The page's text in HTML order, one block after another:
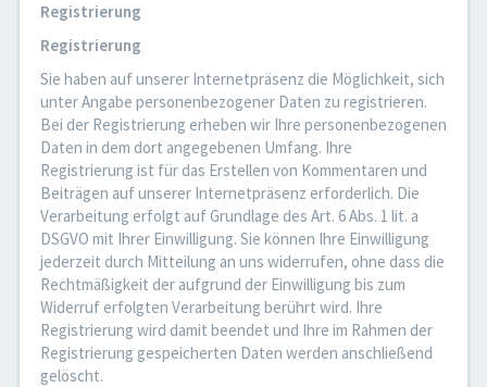
Registrierung
Registrierung
Sie haben auf unserer Internetpräsenz die Möglichkeit, sich
unter Angabe personenbezogener Daten zu registrieren.
Bei der Registrierung erheben wir Ihre personenbezogenen
Daten in dem dort angegebenen Umfang. Ihre
Registrierung ist für das Erstellen von Kommentaren und
Beiträgen auf unserer Internetpräsenz erforderlich. Die
Verarbeitung erfolgt auf Grundlage des Art. 6 Abs. 1 lit. a
DSGVO mit Ihrer Einwilligung. Sie können Ihre Einwilligung
jederzeit durch Mitteilung an uns widerrufen, ohne dass die
Rechtmäßigkeit der aufgrund der Einwilligung bis zum
Widerruf erfolgten Verarbeitung berührt wird. Ihre
Registrierung wird damit beendet und Ihre im Rahmen der
Registrierung gespeicherten Daten werden anschließend
gelöscht.